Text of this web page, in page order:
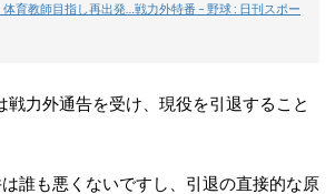
育教師目指し再出発…戦力外特番 – 野球 : 日刊スポー
力外通告を受け、現役を引退すること
誰も悪くないですし、引退の直接的な原